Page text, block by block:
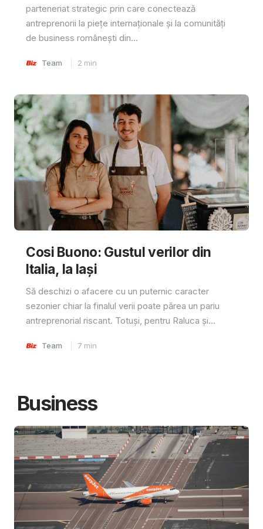
parteneriat strategic prin care conectează
antreprenorii la piețe internaționale și la comunități
de business românești din...
Team 2 min
Cosi Buono: Gustul verilor din
Italia, la Iași
Să deschizi o afacere cu un puternic caracter
sezonier chiar la finalul verii poate părea un pariu
antreprenorial riscant. Totuși, pentru Raluca și...
Team 7 min
Business